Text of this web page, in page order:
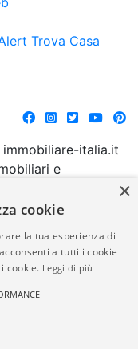
Trova Casa
italia.it
e
da parte di
italia.it
della
normativa in
aspetto dei
×
cookie
la tua esperienza di
a tutti i cookie
cookie. Leggi di più